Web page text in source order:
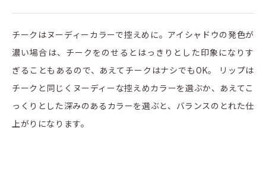
チークはヌーディーカラーで控えめに。アイシャドウの発色が
濃い場合は、チークをのせるとはっきりとした印象になりす
ぎることもあるので、あえてチークはナシでもOK。 リップは
チークと同じくヌーディーな控えめカラーを選ぶか、あえてこ
っくりとした深みのあるカラーを選ぶと、バランスのとれた仕
上がりになります。